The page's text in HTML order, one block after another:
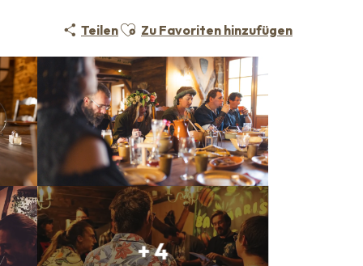
TeilenAjouter aux favoris
Zu Favoriten hinzufügen
+ 4